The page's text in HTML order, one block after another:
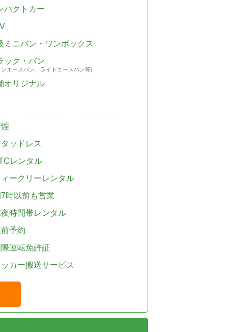
パクトカー
ミニバン・ワンボックス
ック・バン
エースバン、ライトエースバン等)
オリジナル
ッドレス
レンタル
ークリーレンタル
時以前も営業
時間帯レンタル
予約
運転免許証
カー搬送サービス